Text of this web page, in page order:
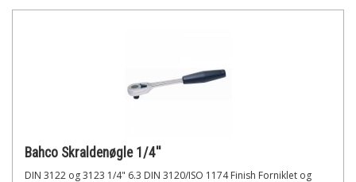
Bahco Skraldenøgle 1/4''
DIN 3122 og 3123 1/4" 6.3 DIN 3120/ISO 1174 Finish Forniklet og